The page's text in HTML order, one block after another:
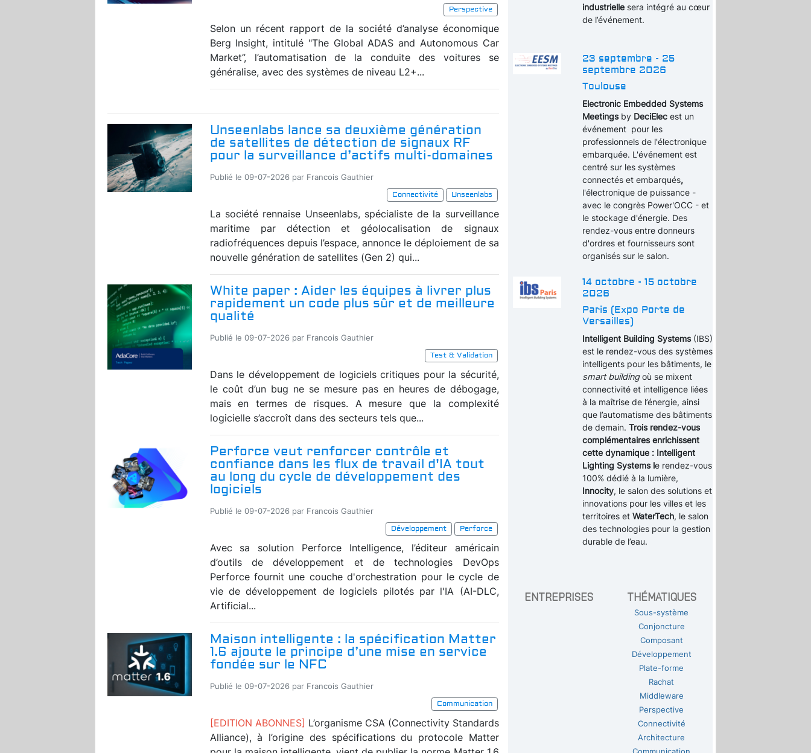
Perspective
Selon un récent rapport de la société d’analyse économique
Berg Insight, intitulé "The Global ADAS and Autonomous Car
Market”, l’automatisation de la conduite des voitures se
généralise, avec des systèmes de niveau L2+...
Unseenlabs lance sa deuxième génération
de satellites de détection de signaux RF
pour la surveillance d’actifs multi-domaines
Publié le 09-07-2026 par Francois Gauthier
Connectivité
Unseenlabs
La société rennaise Unseenlabs, spécialiste de la surveillance
maritime par détection et géolocalisation de signaux
radiofréquences depuis l’espace, annonce le déploiement de sa
nouvelle génération de satellites (Gen 2) qui...
White paper : Aider les équipes à livrer plus
rapidement un code plus sûr et de meilleure
qualité
Publié le 09-07-2026 par Francois Gauthier
Test & Validation
Dans le développement de logiciels critiques pour la sécurité,
le coût d’un bug ne se mesure pas en heures de débogage,
mais en termes de risques. A mesure que la complexité
logicielle s’accroît dans des secteurs tels que...
Perforce veut renforcer contrôle et
confiance dans les flux de travail d'IA tout
au long du cycle de développement des
logiciels
Publié le 09-07-2026 par Francois Gauthier
Développement
Perforce
Avec sa solution Perforce Intelligence, l’éditeur américain
d’outils de développement et de technologies DevOps
Perforce fournit une couche d'orchestration pour le cycle de
vie de développement de logiciels pilotés par l'IA (AI-DLC,
Artificial...
Maison intelligente : la spécification Matter
1.6 ajoute le principe d’une mise en service
fondée sur le NFC
Publié le 09-07-2026 par Francois Gauthier
Communication
[EDITION ABONNES] L’organisme CSA (Connectivity Standards
Alliance), à l’origine des spécifications du protocole Matter
industriellesera intégré au cœur
de l’événement.
23 septembre - 25
septembre 2026
Toulouse
Electronic Embedded Systems
Meetingsby DeciElec est un
événement pour les
professionnels de l'électronique
embarquée. L'événement est
centré sur les systèmes
connectés et embarqués,
l'électronique de puissance -
avec le congrès Power'OCC - et
le stockage d'énergie. Des
rendez-vous entre donneurs
d'ordres et fournisseurs sont
organisés sur le salon.
14 octobre - 15 octobre
2026
Paris (Expo Porte de
Versailles)
Intelligent Building Systems(IBS)
est le rendez-vous des systèmes
intelligents pour les bâtiments, le
smart buildingoù se mixent
connectivité et intelligence liées
à la maîtrise de l’énergie, ainsi
que l’automatisme des bâtiments
de demain. Trois rendez-vous
complémentaires enrichissent
cette dynamique : Intelligent
Lighting Systems le rendez-vous
100% dédié à la lumière,
Innocity, le salon des solutions et
innovations pour les villes et les
territoires et WaterTech, le salon
des technologies pour la gestion
durable de l’eau.
ENTREPRISES THÉMATIQUES
Sous-système
Conjoncture
Composant
Développement
Plate-forme
Rachat
Middleware
Perspective
Connectivité
Architecture